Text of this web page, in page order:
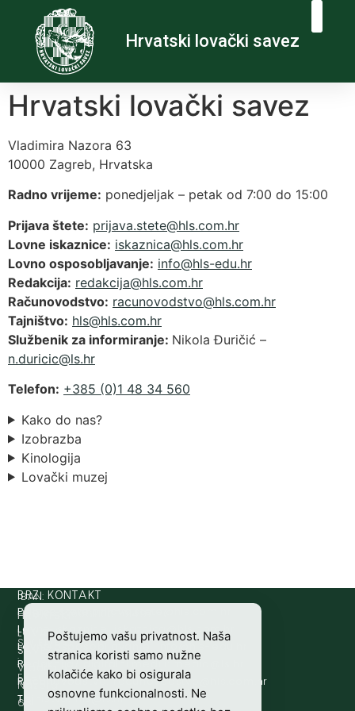
Hrvatski lovački savez
Hrvatski lovački savez
Vladimira Nazora 63
10000 Zagreb, Hrvatska
Radno vrijeme: ponedjeljak – petak od 7:00 do 15:00
Prijava štete:
rh.moc.slh
@etets.avajirp
Lovne iskaznice:
rh.moc.slh
@acinzaksi
Lovno osposobljavanje:
rh.ude-slh
@ofni
Redakcija:
rh.moc.slh
@ajickader
Računovodstvo:
rh.moc.slh
@ovtsdovonucar
Tajništvo:
rh.moc.slh
@slh
Službenik za informiranje: Nikola Đuričić –
rh.sl
@cicirud.n
Telefon: +385 (0)1 48 34 560
Kako do nas?
Izobrazba
Kinologija
Lovački muzej
HRVATSKI
LOVAČKI
SAVEZ
Vladimira
Nazora
63
IBAN:
HR8124020061100501497
SWIFT/BIC
:
ESBCHR22
BRZI KONTAKT
Prijava štete:
Lovne iskaznice:
rh.moc.slh
@acinzaksi
Lovno osposobljavanje:
rh.ude-slh
@ofni
Redakcija/ digitalni mediji:@aidem
Računovodstvo:
rh.moc.slh
@ovtsdovonucar
Tajništvo:
rh.sl
@slh
Poštujemo vašu privatnost. Naša
stranica koristi samo nužne
kolačiće kako bi osigurala
osnovne funkcionalnosti. Ne